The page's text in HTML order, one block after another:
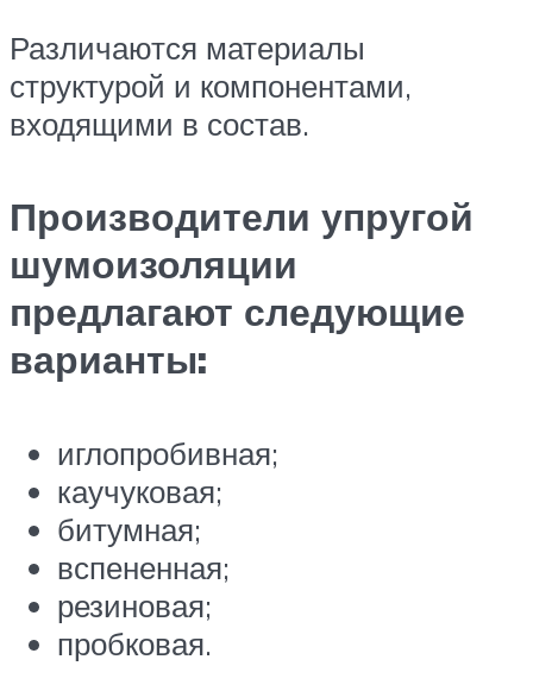
Различаются материалы
структурой и компонентами,
входящими в состав.
Производители упругой
шумоизоляции
предлагают следующие
варианты:
иглопробивная;
каучуковая;
битумная;
вспененная;
резиновая;
пробковая.